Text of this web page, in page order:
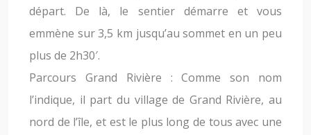
départ. De là, le sentier démarre et vous
emmène sur 3,5 km jusqu’au sommet en un peu
plus de 2h30′.
Parcours Grand Rivière : Comme son nom
l’indique, il part du village de Grand Rivière, au
nord de l’île, et est le plus long de tous avec une